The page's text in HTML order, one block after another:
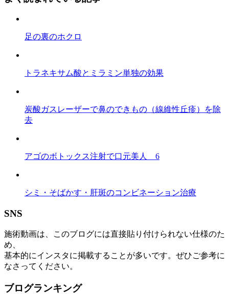
足の裏のホクロ
トラネキサム酸とミラミン単独の効果
炭酸ガスレーザーで鼻のできもの（線維性丘疹）を除
去
アゴのボトックス注射で口元美人 6
シミ・そばかす・肝斑のコンビネーション治療
SNS
施術動画は、このブログには直接貼り付けられない仕様のた
め、
基本的にインスタに掲載することが多いです。ぜひご参考に
なさってください。
ブログランキング